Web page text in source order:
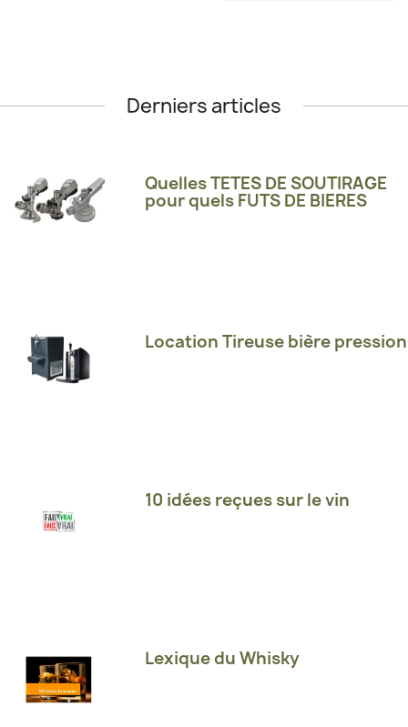
Derniers articles
Quelles TETES DE SOUTIRAGE
pour quels FUTS DE BIERES
Location Tireuse bière pression
10 idées reçues sur le vin
Lexique du Whisky